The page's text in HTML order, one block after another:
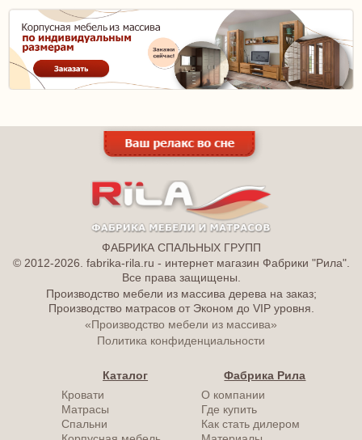
ФАБРИКА СПАЛЬНЫХ ГРУПП
© 2012-2026. fabrika-rila.ru - интернет магазин Фабрики "Рила".
Все права защищены.
Производство мебели из массива дерева на заказ;
Производство матрасов от Эконом до VIP уровня.
«Производство мебели из массива»
Политика конфиденциальности
Каталог
Кровати
Матрасы
Спальни
Фабрика Рила
О компании
Где купить
Как стать дилером